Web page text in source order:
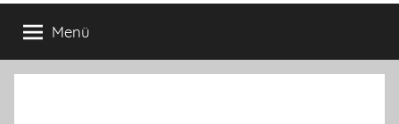
Menü